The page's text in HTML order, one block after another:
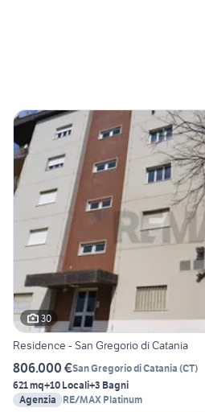
30
Residence - San Gregorio di Catania
806.000 €San Gregorio di Catania (CT)
621 mq+10 Locali+3 Bagni
Agenzia
RE/MAX Platinum